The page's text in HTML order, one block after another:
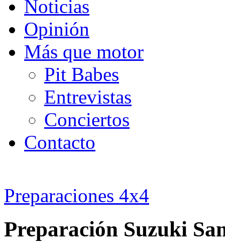
Noticias
Opinión
Más que motor
Pit Babes
Entrevistas
Conciertos
Contacto
Preparaciones 4x4
Preparación Suzuki